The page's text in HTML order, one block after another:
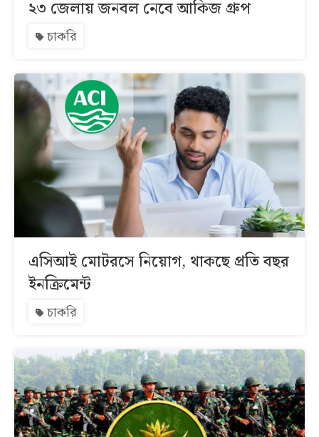
২৩ জেলায় জনবল নেবে আকিজ গ্রুপ
চাকরি
এসিআই মোটরসে নিয়োগ, থাকছে প্রতি বছর
ইনক্রিমেন্ট
চাকরি